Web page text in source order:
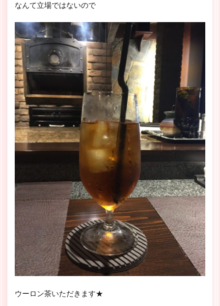
なんて立場ではないので
ウーロン茶いただきます★